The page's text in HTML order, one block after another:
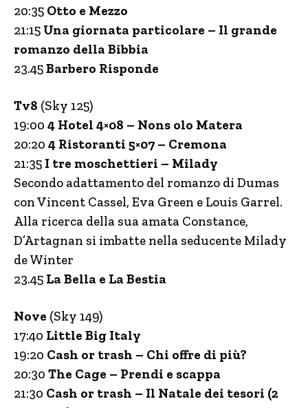
20:35 Otto e Mezzo
21:15 Una giornata particolare – Il grande
romanzo della Bibbia
23.45Barbero Risponde
Tv8 (Sky 125)
19:00 4 Hotel 4×08 – Nons olo Matera
20:20 4 Ristoranti 5×07 – Cremona
21:35 I tre moschettieri – Milady
Secondo adattamento del romanzo di Dumas
con Vincent Cassel, Eva Green e Louis Garrel.
Alla ricerca della sua amata Constance,
D’Artagnan si imbatte nella seducente Milady
de Winter
23.45 La Bella e La Bestia
Nove (Sky 149)
17:40 Little Big Italy
19:20 Cash or trash – Chi offre di più?
20:30 The Cage – Prendi e scappa
21:30 Cash or trash – Il Natale dei tesori (2